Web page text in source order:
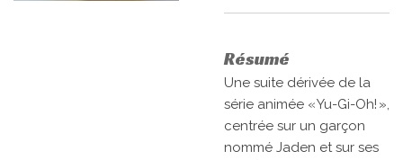
Résumé
Une suite dérivée de la
série animée « Yu-Gi-Oh! »,
centrée sur un garçon
nommé Jaden et sur ses